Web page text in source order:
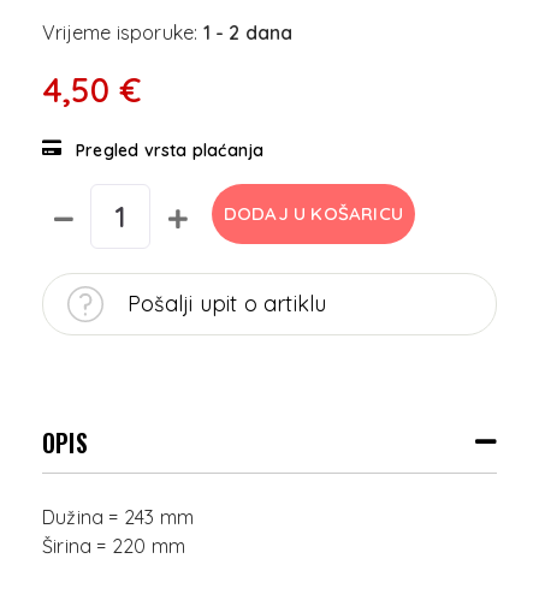
Vrijeme isporuke: 1 - 2 dana
4,50 €
Pregled vrsta plaćanja
DODAJ U KOŠARICU
Pošalji upit o artiklu
OPIS
Dužina = 243 mm